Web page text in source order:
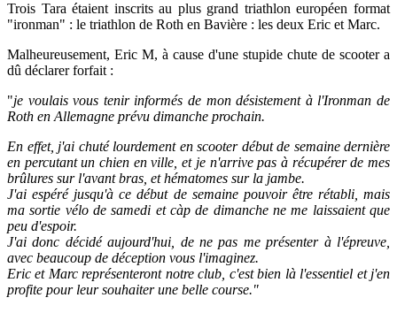
Trois Tara étaient inscrits au plus grand triathlon européen format
"ironman" : le triathlon de Roth en Bavière : les deux Eric et Marc.
Malheureusement, Eric M, à cause d'une stupide chute de scooter a
dû déclarer forfait :
"je voulais vous tenir informés de mon désistement à l'Ironman de
Roth en Allemagne prévu dimanche prochain.
En effet, j'ai chuté lourdement en scooter début de semaine dernière
en percutant un chien en ville, et je n'arrive pas à récupérer de mes
brûlures sur l'avant bras, et hématomes sur la jambe.
J'ai espéré jusqu'à ce début de semaine pouvoir être rétabli, mais
ma sortie vélo de samedi et càp de dimanche ne me laissaient que
peu d'espoir.
J'ai donc décidé aujourd'hui, de ne pas me présenter à l'épreuve,
avec beaucoup de déception vous l'imaginez.
Eric et Marc représenteront notre club, c'est bien là l'essentiel et j'en
profite pour leur souhaiter une belle course."